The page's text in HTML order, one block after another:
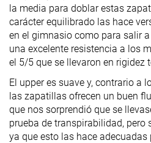
la media para doblar estas
carácter equilibrado las hace
en el gimnasio como para salir
una excelente resistencia a los
el 5/5 que se llevaron en rigidez
El upper es suave y, contrario a
las zapatillas ofrecen un buen
que nos sorprendió que se
prueba de transpirabilidad, pero
ya que esto las hace